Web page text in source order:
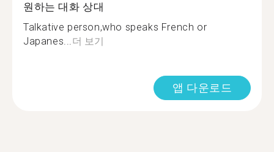
원하는 대화 상대
Talkative person,who speaks French or
Japanes...더 보기
앱 다운로드